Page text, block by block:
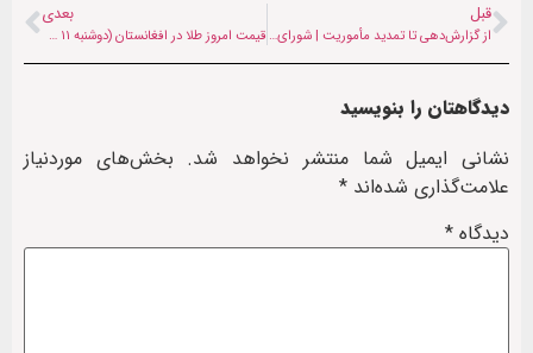
قبل
از گزارش‌دهی تا تمدید مأموریت | شورای امنیت دو نشست مهم را درباره افغانستان برگزار می‌کند
بعدی
قیمت امروز طلا در افغانستان (دوشنبه ۱۱ خردادماه ۱۴۰۵)
دیدگاهتان را بنویسید
نشانی ایمیل شما منتشر نخواهد شد. بخش‌های موردنیاز
علامت‌گذاری شده‌اند *
دیدگاه *